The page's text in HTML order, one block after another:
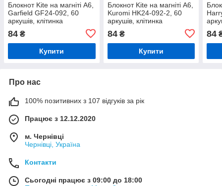
Блокнот Kite на магніті А6,
Garfield GF24-092, 60
аркушів, клітинка
84 ₴
Купити
Блокнот Kite на магніті А6,
Kuromi HK24-092-2, 60
аркушів, клітинка
84₴
Купити
84
Про нас
100% позитивних з 107 відгуків за рік
Працює з 12.12.2020
м. Чернівці
Чернівці, Україна
Контакти
Сьогодні працює з 09:00 до 18:00